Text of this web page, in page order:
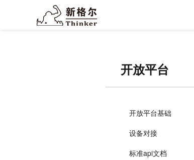
开放平台
开放平台基础
设备对接
标准api文档